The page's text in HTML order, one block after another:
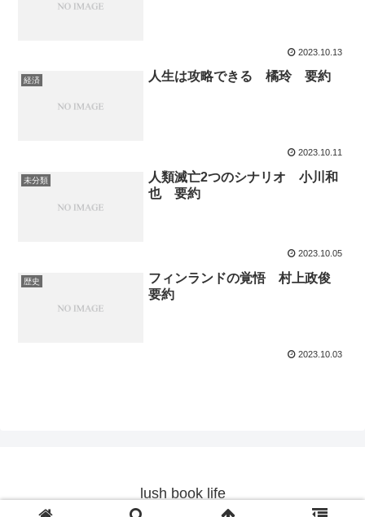
2023.10.13
経済 人生は攻略できる 橘玲 要約
2023.10.11
未分類
人類滅亡2つのシナリオ 小川和
也 要約
2023.10.05
歴史
フィンランドの覚悟 村上政俊
要約
2023.10.03
lush book life